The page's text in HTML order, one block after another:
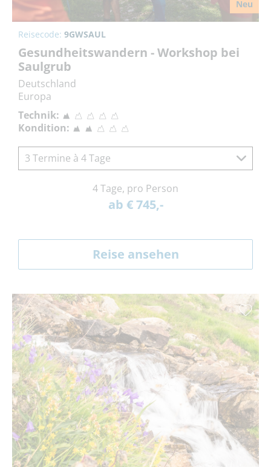
Neu
Reisecode: 9GWSAUL
Gesundheitswandern - Workshop bei
Saulgrub
Deutschland
Europa
Technik:
Kondition:
3 Termine à 4 Tage
4 Tage, pro Person
ab € 745,-
Reise ansehen